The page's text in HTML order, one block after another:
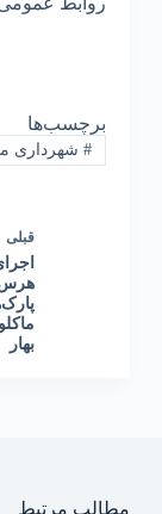
برچسب‌ها
#شهرداری
قبلی
هرس
بهار
مطالب مرتبط